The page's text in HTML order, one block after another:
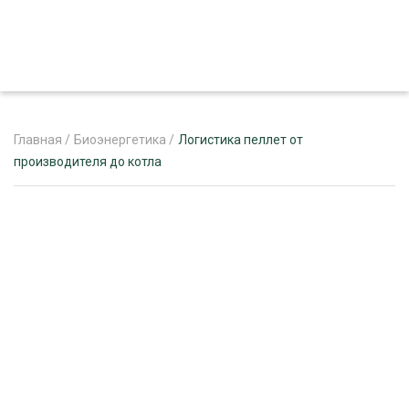
Главная / Биоэнергетика / Логистика пеллет от
производителя до котла